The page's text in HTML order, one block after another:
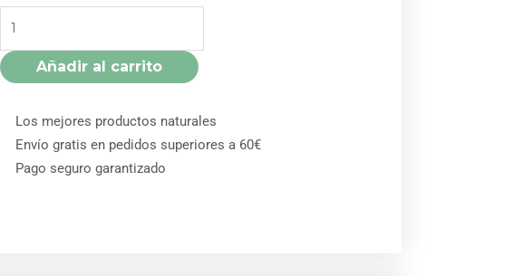
LIMON
RHADE
SHYAM
Añadir al carrito
Los mejores productos naturales
Envío gratis en pedidos superiores a 60€
Pago seguro garantizado